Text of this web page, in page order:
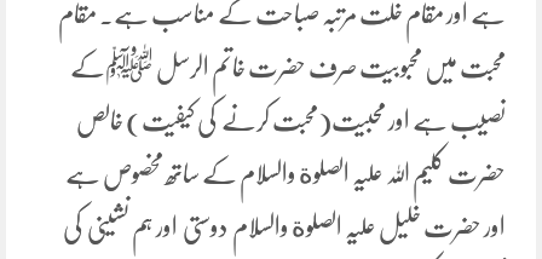
ہے اور مقام خلت مرتبہ صباحت کے مناسب ہے۔ مقام
محبت میں محبوبیت صرف حضرت خاتم الرسل ﷺکے
نصیب ہے اور محبیت(محبت کرنے کی کیفیت) خالص
حضرت کلیم اللہ علیہ الصلوة والسلام کے ساتھ مخصوص ہے
اور حضرت خلیل علیہ الصلوة والسلام دوستی اور ہم نشینی کی